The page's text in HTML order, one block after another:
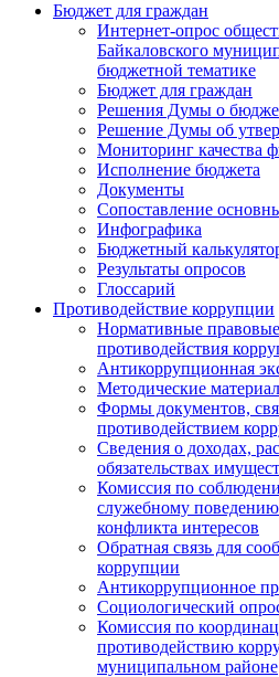
Бюджет для граждан
Интернет-опрос
Байкаловского
бюджетной тематике
Бюджет для граждан
Решения Думы о
Решение Думы об
Мониторинг качества
Исполнение бюджета
Документы
Сопоставление
Инфографика
Бюджетный
Результаты опросов
Глоссарий
Противодействие коррупции
Нормативные
противодействия
Антикоррупционная
Методические
Формы документов,
противодействием
Сведения о доходах,
обязательствах
Комиссия по
служебному
конфликта интересов
Обратная связь для
коррупции
Антикоррупционное
Социологический
Комиссия по
противодействию
муниципальном районе